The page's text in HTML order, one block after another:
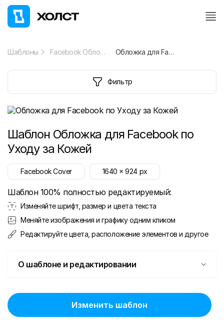
Шаблоны Facebook Обложка Обложка для Facebook по Уходу за Кожей
Фильтр
Шаблон Обложка для Facebook по
Уходу за Кожей
Facebook Cover 1640 x924 px
Шаблон 100% полностью редактируемый:
Изменяйте шрифт, размер и цвета текста
Меняйте изображения и графику одним кликом
Редактируйте цвета, расположение элементов и другое
О шаблоне и редактировании
Изменить шаблон